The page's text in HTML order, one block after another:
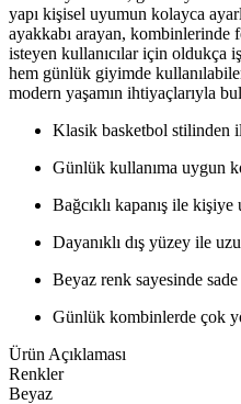
yapı kişisel uyumun kolayca
ayakkabı arayan, kombinlerinde
isteyen kullanıcılar için oldukça
hem günlük giyimde
modern yaşamın ihtiyaçlarıyla
Klasik basketbol stilinden
Günlük kullanıma uygun
Bağcıklı kapanış ile
Dayanıklı dış yüzey ile
Beyaz renk sayesinde
Günlük kombinlerde çok
Ürün Açıklaması
Renkler
Beyaz